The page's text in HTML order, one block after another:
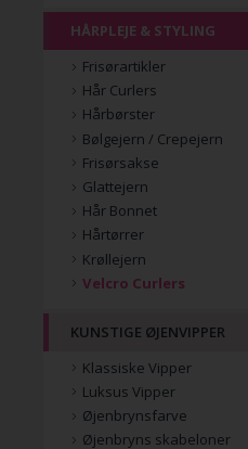
HÅRPLEJE & STYLING
Frisørartikler
Hår Curlers
Hårbørster
Bølgejern / Crepejern
Frisørsakse
Glattejern
Hår Bonnet
Hårtørrer
Krøllejern
Velcro Curlers
KUNSTIGE ØJENVIPPER
Klassiske Vipper
Luksus Vipper
Øjenbrynsfarve
Øjenbryns skabeloner